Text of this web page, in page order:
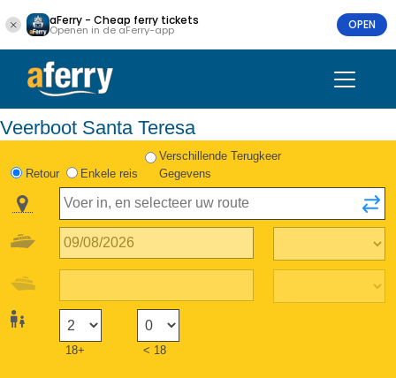
aFerry - Cheap ferry tickets
Openen in de aFerry-app OPEN
Veerboot Santa Teresa
Retour Enkele reis
Verschillende Terugkeer
Gegevens
18+ < 18